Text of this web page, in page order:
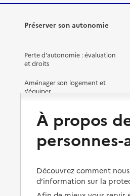
Préserver son autonomie
Perte d'autonomie : évaluation
et droits
Aménager son logement et
s'équiper
Préserver son autonomie et sa
santé
Organiser à l'avance sa propre
protection
Les obligations de la famille
À propos
personnes-
Découvrez comment
d’information sur la